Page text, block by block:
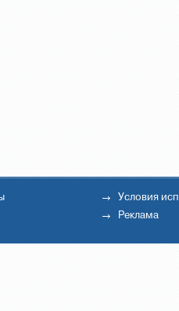
Условия
Реклама